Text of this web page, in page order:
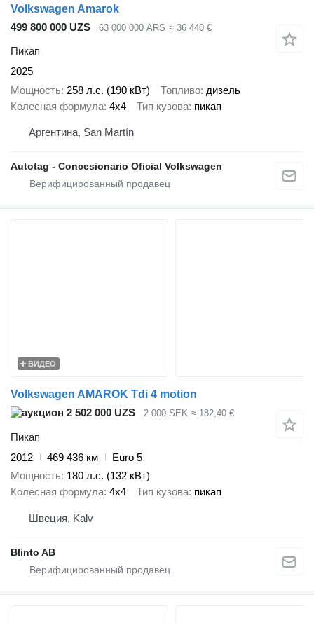
Volkswagen Amarok
499 800 000 UZS
63 000 000 ARS ≈ 36 440 €
Пикап
2025
Мощность 258 л.с. (190 кВт) Топливо дизель
Колесная формула 4x4 Тип кузова пикап
Аргентина, San Martín
Autotag - Concesionario Oficial Volkswagen
ВИДЕО
Volkswagen AMAROK Tdi 4 motion
2 502 000 UZS
2 000 SEK ≈ 182,40 €
Пикап
2012
469 436 км
Euro 5
Мощность 180 л.с. (132 кВт)
Колесная формула 4x4 Тип кузова пикап
Швеция, Kalv
Blinto AB